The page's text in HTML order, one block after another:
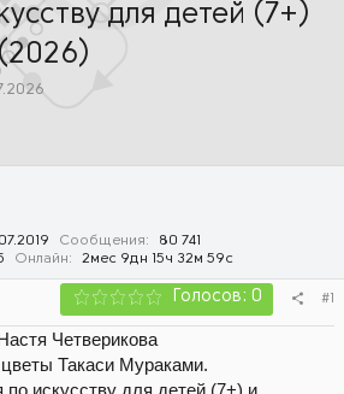
для детей (7+)
Сообщения
80 741
Онлайн 2мес 9дн 15ч 32м 59с
Голосов: 0 #1
Четверикова
Такаси Мураками.
по искусству для детей (7+) и